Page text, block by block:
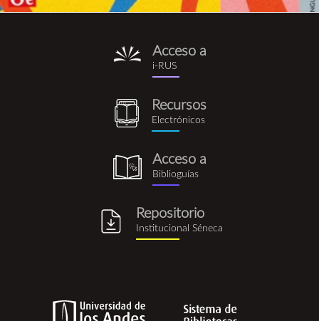
i-
rus.png
Acceso a
i-RUS
recursos_electronicos.png
Recursos
Electrónicos
biblioguia.png
Acceso a
Biblioguías
Repositorio
Institucional Séneca